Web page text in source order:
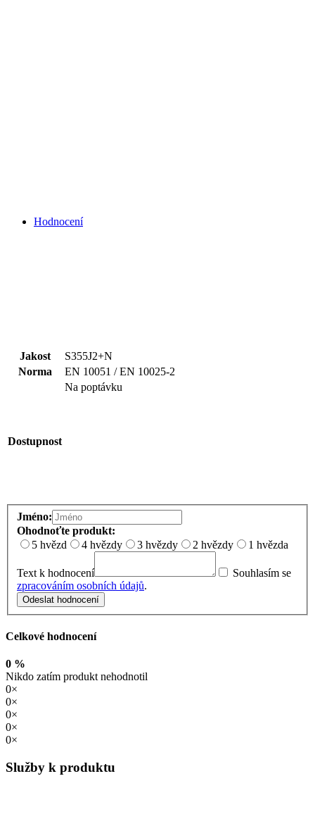
Hodnocení
Jakost
S355J2+N
Norma
EN 10051 / EN 10025-2
Dostupnost
Na poptávku
Jméno:
Ohodnoťte produkt:
5 hvězd
4 hvězdy 3 hvězdy 2 hvězdy 1 hvězda
Text k hodnocení
Souhlasím se
zpracováním osobních údajů.
Odeslat hodnocení
Celkové hodnocení
0 %
Nikdo zatím produkt nehodnotil
0×
0×
0×
0×
0×
Služby k produktu